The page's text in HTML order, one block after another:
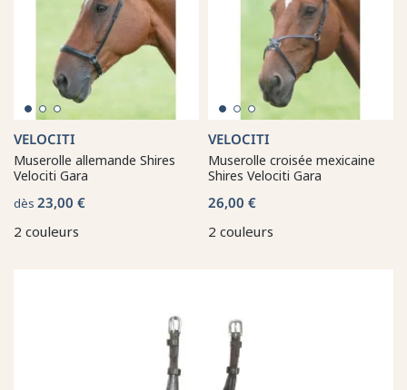
VELOCITI
Muserolle allemande Shires
Velociti Gara
dès 23,00 €
2 couleurs
VELOCITI
Muserolle croisée mexicaine
Shires Velociti Gara
26,00 €
2 couleurs